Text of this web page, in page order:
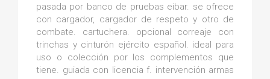
pasada por banco de pruebas eibar. se ofrece
con cargador, cargador de respeto y otro de
combate. cartuchera. opcional correaje con
trinchas y cinturón ejército español. ideal para
uso o colección por los complementos que
tiene. guiada con licencia f. intervención armas